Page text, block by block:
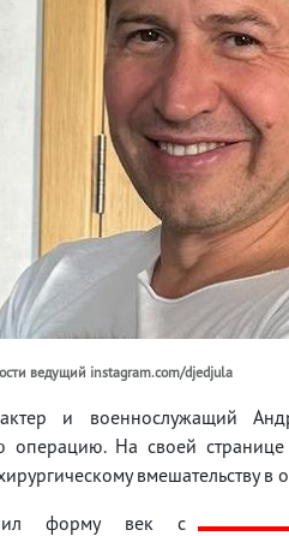
ведущий instagram.com/djedjula
и военнослужащий
операцию. На своей
вмешательству
форму век с